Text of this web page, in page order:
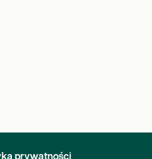
prywatności